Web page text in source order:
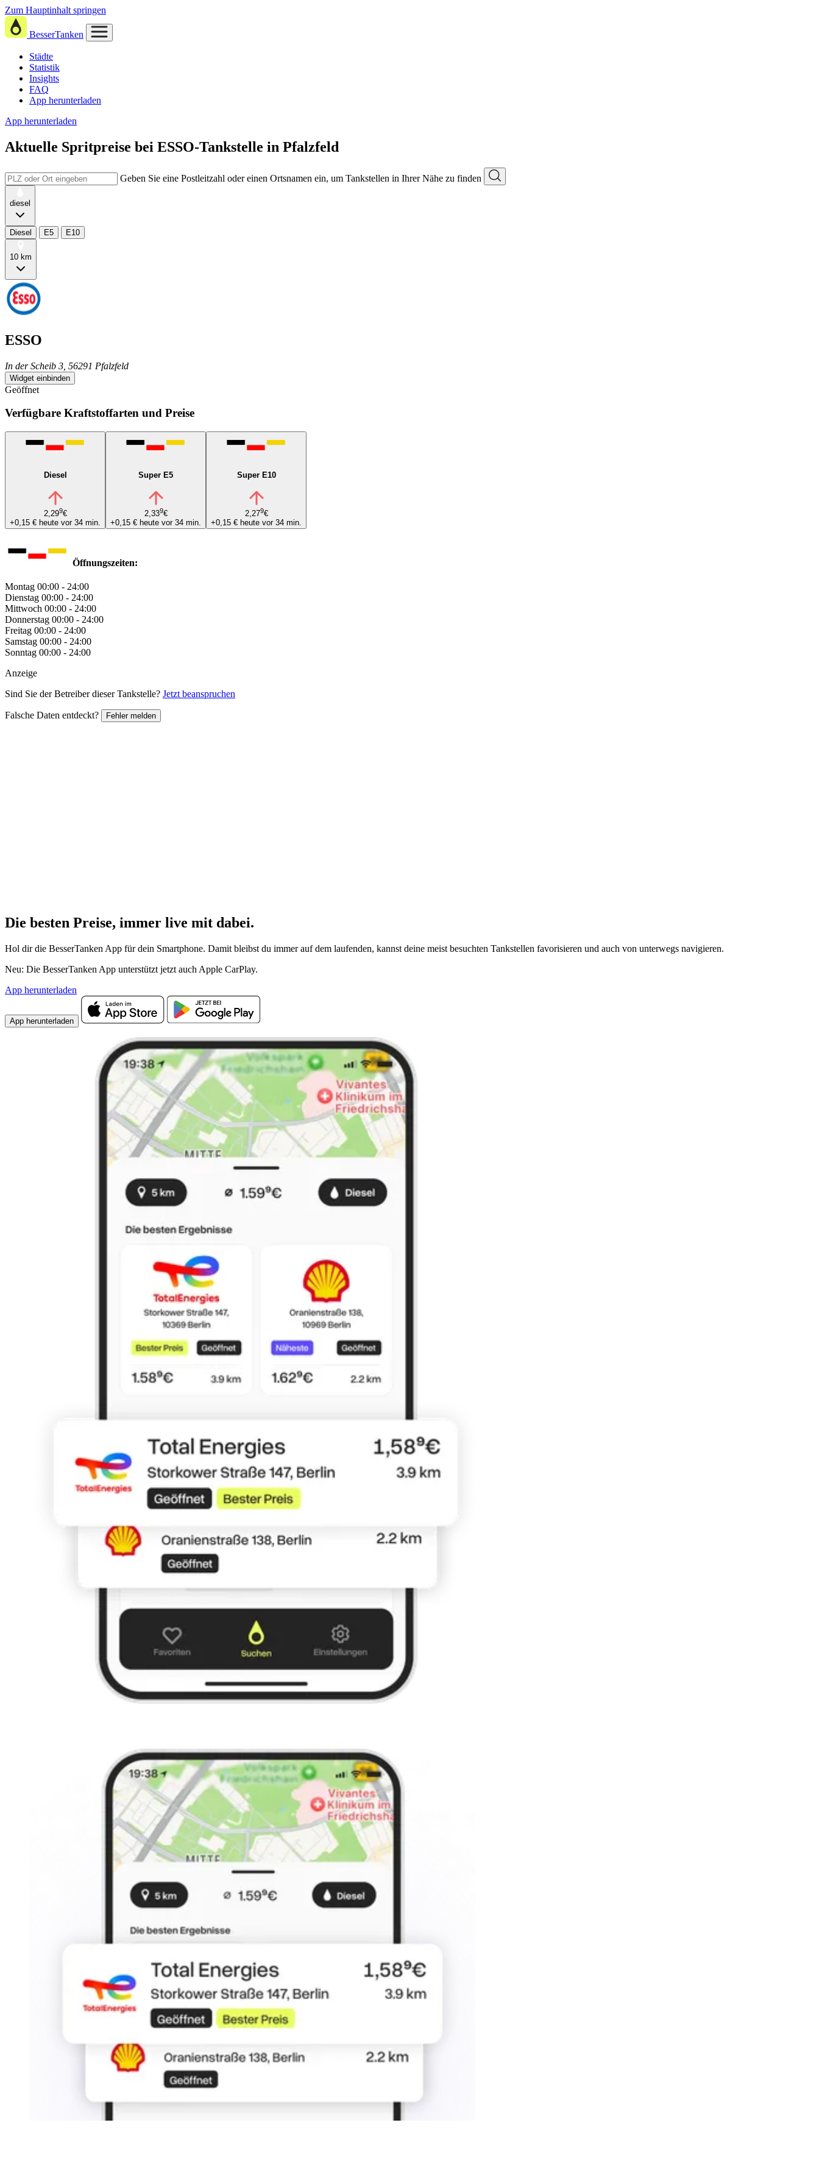
Zum Hauptinhalt springen
BesserTanken
Städte
Statistik
Insights
FAQ
App herunterladen
App herunterladen
Aktuelle Spritpreise bei ESSO-Tankstelle in Pfalzfeld
Geben Sie eine Postleitzahl oder einen Ortsnamen ein, um Tankstellen in Ihrer Nähe zu finden
diesel
Diesel E5 E10
10 km
ESSO
In der Scheib 3, 56291 Pfalzfeld
Widget einbinden
Geöffnet
Verfügbare Kraftstoffarten und Preise
Diesel
2,299€
+0,15 € heute vor 34 min.
Super E5
2,339€
+0,15 € heute vor 34 min.
Super E10
2,279€
+0,15 € heute vor 34 min.
Öffnungszeiten:
Montag 00:00 - 24:00
Dienstag 00:00 - 24:00
Mittwoch 00:00 - 24:00
Donnerstag 00:00 - 24:00
Freitag 00:00 - 24:00
Samstag 00:00 - 24:00
Sonntag 00:00 - 24:00
Anzeige
Sind Sie der Betreiber dieser Tankstelle? Jetzt beanspruchen
Falsche Daten entdeckt? Fehler melden
Die besten Preise, immer live mit dabei.
Hol dir die BesserTanken App für dein Smartphone. Damit bleibst du immer auf dem laufenden, kannst deine meist besuchten Tankstellen favorisieren und auch von unterwegs navigieren.
Neu: Die BesserTanken App unterstützt jetzt auch Apple CarPlay.
App herunterladen
App herunterladen